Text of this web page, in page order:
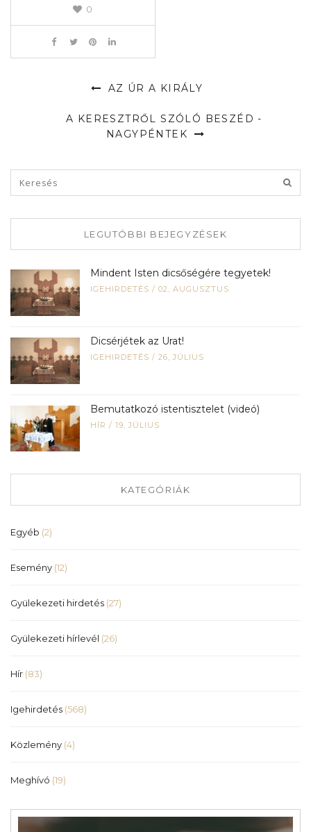
0
AZ ÚR A KIRÁLY
A KERESZTRŐL SZÓLÓ BESZÉD -
NAGYPÉNTEK
LEGUTÓBBI BEJEGYZÉSEK
Mindent Isten dicsőségére tegyetek!
IGEHIRDETÉS / 02, AUGUSZTUS
Dicsérjétek az Urat!
IGEHIRDETÉS / 26, JÚLIUS
Bemutatkozó istentisztelet (videó)
HÍR / 19, JÚLIUS
KATEGÓRIÁK
Egyéb (2)
Esemény (12)
Gyülekezeti hirdetés (27)
Gyülekezeti hírlevél (26)
Hír (83)
Igehirdetés (568)
Közlemény (4)
Meghívó (19)